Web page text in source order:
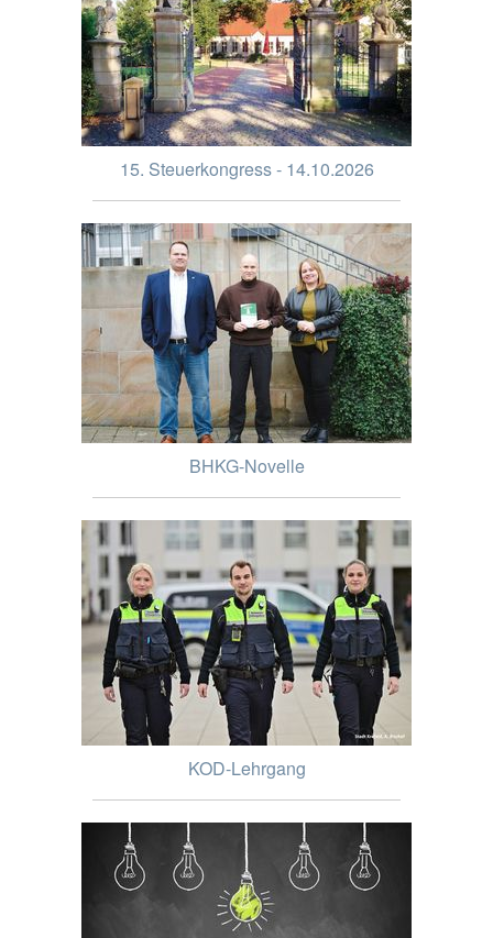
15. Steuerkongress - 14.10.2026
BHKG-Novelle
KOD-Lehrgang